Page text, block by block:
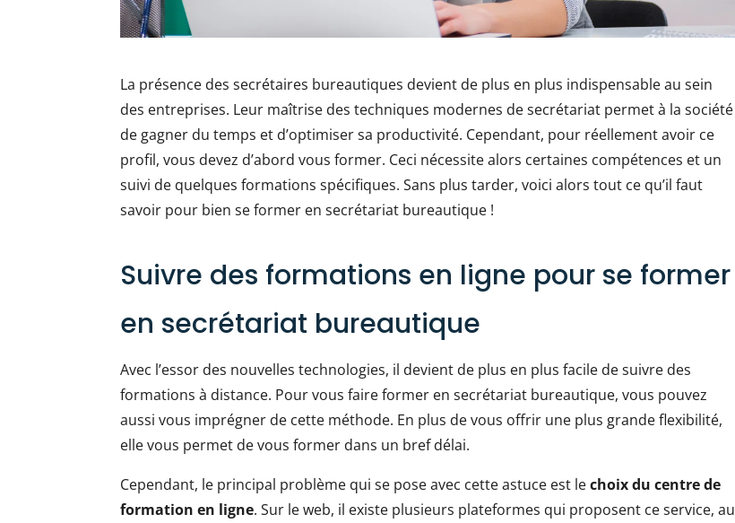
La présence des secrétaires bureautiques devient de plus en plus indispensable au sein
des entreprises. Leur maîtrise des techniques modernes de secrétariat permet à la société
de gagner du temps et d’optimiser sa productivité. Cependant, pour réellement avoir ce
profil, vous devez d’abord vous former. Ceci nécessite alors certaines compétences et un
suivi de quelques formations spécifiques. Sans plus tarder, voici alors tout ce qu’il faut
savoir pour bien se former en secrétariat bureautique !
Suivre des formations en ligne pour se former
en secrétariat bureautique
Avec l’essor des nouvelles technologies, il devient de plus en plus facile de suivre des
formations à distance. Pour vous faire former en secrétariat bureautique, vous pouvez
aussi vous imprégner de cette méthode. En plus de vous offrir une plus grande flexibilité,
elle vous permet de vous former dans un bref délai.
Cependant, le principal problème qui se pose avec cette astuce est lechoix du centre de
formation en ligne. Sur le web, il existe plusieurs plateformes qui proposent ce service, au